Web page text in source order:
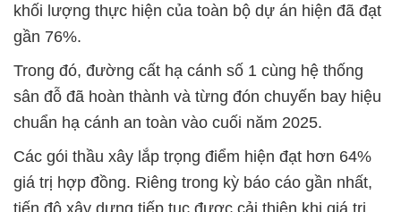
khối lượng thực hiện của toàn bộ dự án hiện đã đạt
gần 76%.
Trong đó, đường cất hạ cánh số 1 cùng hệ thống
sân đỗ đã hoàn thành và từng đón chuyến bay hiệu
chuẩn hạ cánh an toàn vào cuối năm 2025.
Các gói thầu xây lắp trọng điểm hiện đạt hơn 64%
giá trị hợp đồng. Riêng trong kỳ báo cáo gần nhất,
tiến độ xây dựng tiếp tục được cải thiện khi giá trị